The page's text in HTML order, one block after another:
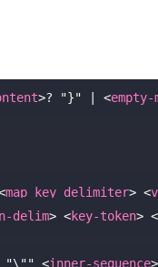
>? "}" | <empty-
map_key_delimiter> <
delim> <key-token> <
"\"" <inner-sequence>